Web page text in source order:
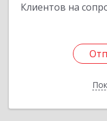
Клиентов на